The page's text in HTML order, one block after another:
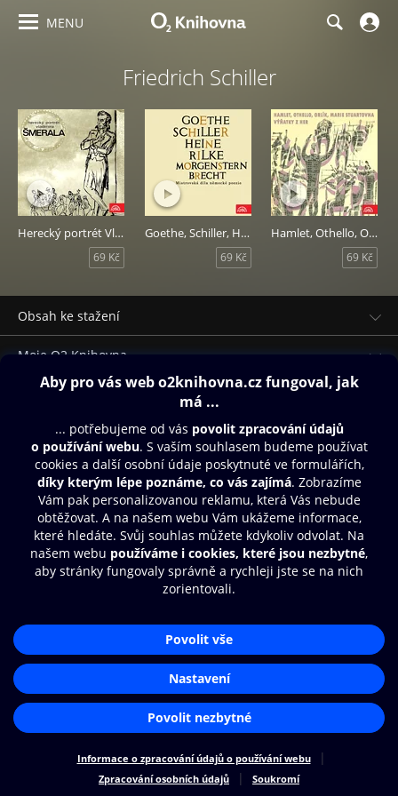
MENU
Friedrich Schiller
Herecký portrét Vladimíra Šmerala
69 Kč
Goethe, Schiller, Heine, Rilke, Morgenstern, Brecht
69 Kč
Hamlet, Othello, Orlík, Marie Stuartovna - výňatky z her
69 Kč
Obsah ke stažení
Moje O2 Knihovna
Další zábava
© O2 Czech Republic a.s.
Nákupní řád
Přístupnost
Zásady zpracování osobních údajů
Cookies
Aplikace O2 Knihovna
Čti a poslouchej své e-knihy a
audioknihy rychleji a pohodlněji.